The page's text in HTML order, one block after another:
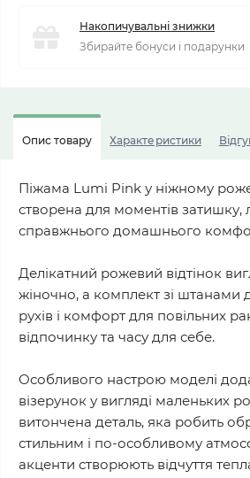
Накопичувальні знижки
Збирайте бонуси і подарунки
Опис товару Характеристики
Піжама Lumi Pink у ніжному
створена для моментів затишку,
справжнього домашнього
Делікатний рожевий відтінок
жіночно, а комплект зі штанами
рухів і комфорт для повільних
відпочинку та часу для себе.
Особливого настрою моделі
візерунок у вигляді маленьких
витончена деталь, яка робить
стильним і по-особливому
акценти створюють відчуття